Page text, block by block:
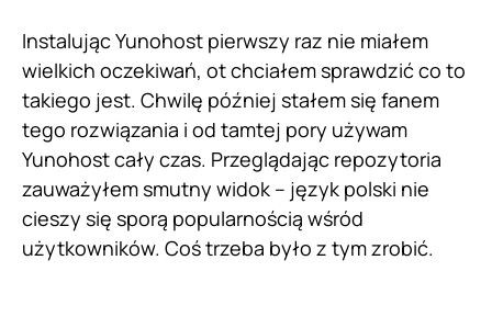
Instalując Yunohost pierwszy raz nie miałem
wielkich oczekiwań, ot chciałem sprawdzić co to
takiego jest. Chwilę później stałem się fanem
tego rozwiązania i od tamtej pory używam
Yunohost cały czas. Przeglądając repozytoria
zauważyłem smutny widok – język polski nie
cieszy się sporą popularnością wśród
użytkowników. Coś trzeba było z tym zrobić.